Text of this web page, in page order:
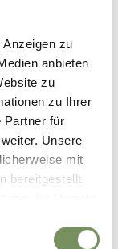
zu
anbieten
zu
zu Ihrer
Partner für
Unsere
mit
bereitgestellt